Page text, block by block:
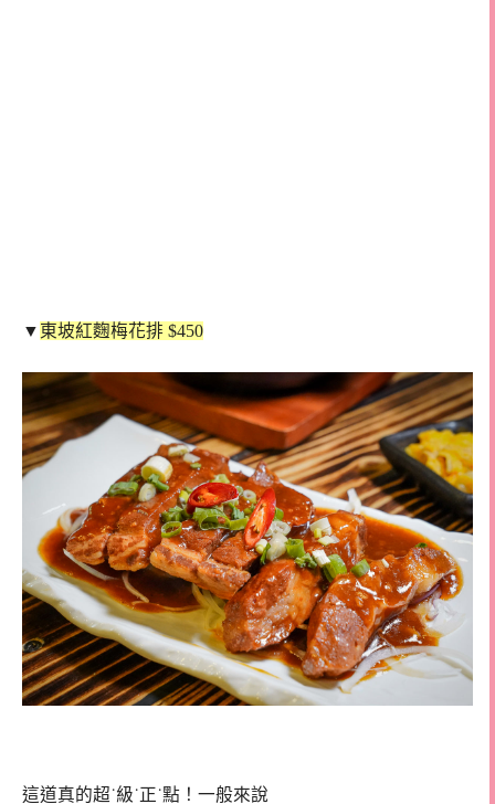
▼ 東坡紅麴梅花排 $450
這道真的超˙級˙正˙點！一般來說